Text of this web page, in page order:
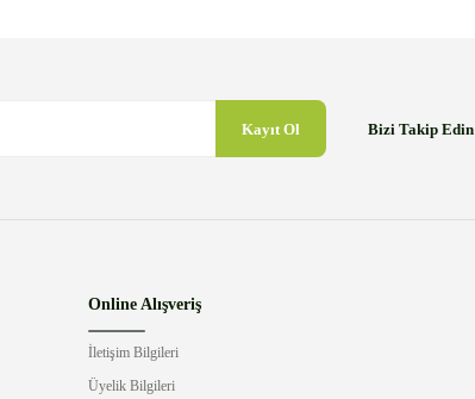
Kayıt Ol Bizi Takip Edin
Online Alışveriş
İletişim Bilgileri
Üyelik Bilgileri